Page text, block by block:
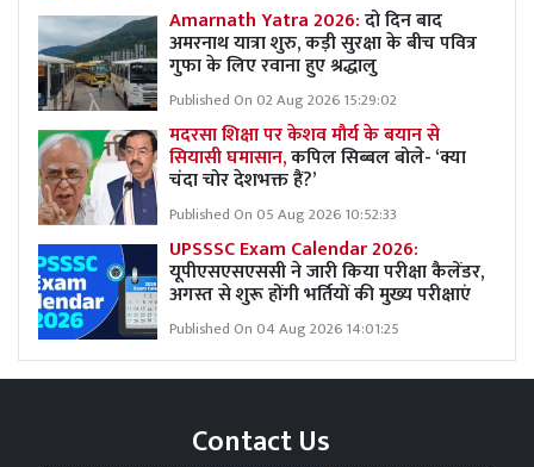
Amarnath Yatra 2026:दो दिन बाद
अमरनाथ यात्रा शुरु, कड़ी सुरक्षा के बीच पवित्र
गुफा के लिए रवाना हुए श्रद्धालु
Published On 02 Aug 2026 15:29:02
मदरसा शिक्षा पर केशव मौर्य के बयान से
सियासी घमासान,कपिल सिब्बल बोले- ‘क्या
चंदा चोर देशभक्त हैं?’
Published On 05 Aug 2026 10:52:33
UPSSSC Exam Calendar 2026:
यूपीएसएसएससी ने जारी किया परीक्षा कैलेंडर,
अगस्त से शुरू होंगी भर्तियों की मुख्य परीक्षाएं
Published On 04 Aug 2026 14:01:25
Contact Us